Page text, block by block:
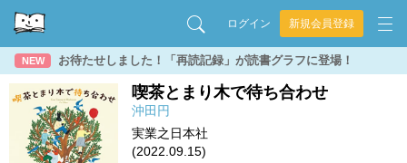
ログイン 新規会員登録
NEW お待たせしました！「再読記録」が読書グラフに登場！
喫茶とまり木で待ち合わせ
沖田円
実業之日本社
(2022.09.15)